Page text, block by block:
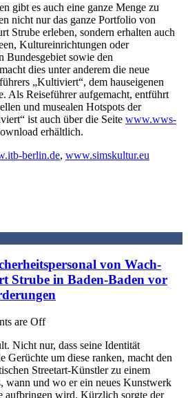
gibt es auch eine ganze Menge zu
nicht nur das ganze Portfolio von
Strube erleben, sondern erhalten auch
Kultureinrichtungen oder
Bundesgebiet sowie den
dies unter anderem die neue
„Kultiviert“, dem hauseigenen
Als Reiseführer aufgemacht, entführt
und musealen Hotspots der
ist auch über die Seite www.wws-
erhältlich.
berlin.de, www.simskultur.eu
von Wach-
Strube in Baden-Baden vor
are Off
Nicht nur, dass seine Identität
Gerüchte um diese ranken, macht den
Streetart-Künstler zu einem
wann und wo er ein neues Kunstwerk
aufbringen wird. Kürzlich sorgte der